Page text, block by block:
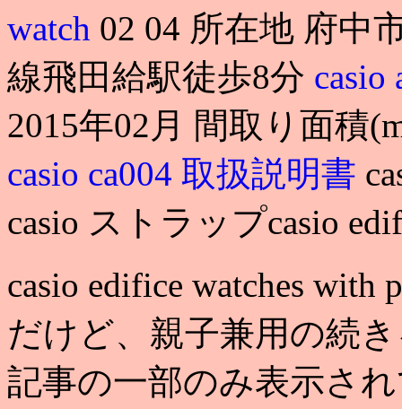
watch 02 04 所在地 府中
線飛田給駅徒歩8分
2015年02月 間取り面積
casio ca004 取扱説明書
casio ストラップcasio
casio edifice watches with
だけど、親子兼用の続
記事の一部のみ表示さ